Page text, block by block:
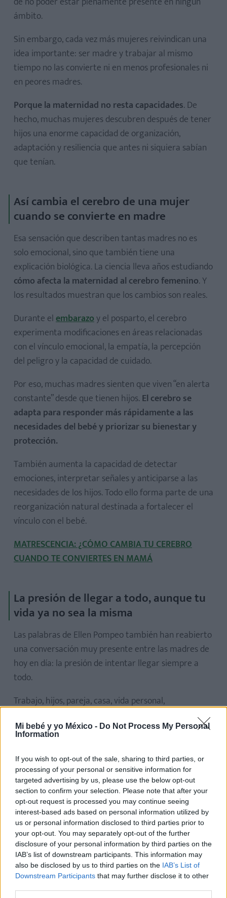
Mi bebé y yo México - Do Not Process My Personal
Information
If you wish to opt-out of the sale, sharing to third parties, or
processing of your personal or sensitive information for
targeted advertising by us, please use the below opt-out
section to confirm your selection. Please note that after your
opt-out request is processed you may continue seeing
interest-based ads based on personal information utilized by
us or personal information disclosed to third parties prior to
your opt-out. You may separately opt-out of the further
disclosure of your personal information by third parties on the
IAB’s list of downstream participants. This information may
also be disclosed by us to third parties on the IAB’s List of
Downstream Participants that may further disclose it to other
ámbito.
Sin embargo, cada vez más mujeres reivindican una
idea importante: ser madre y trabajar al mismo
tiempo no las convierte ni en menos profesionales ni
en peores madres.
Porque la maternidad no resta capacidades. De
hecho, muchas mujeres descubren después de tener
hijos una enorme capacidad de organización,
adaptación y resiliencia que antes ni siquiera sabían
que tenían.
Así cambia el cerebro de una mujer
cuando se convierte en madre
Esa sensación que describen tantas madres no es
solo emocional, sino que también tiene una
explicación biológica. La ciencia lleva años estudiando
cómo afecta la maternidad al cerebro femenino. Y
los resultados muestran que los cambios son reales.
Durante elembarazoy el posparto, el cerebro
experimenta modificaciones en áreas relacionadas
con el vínculo emocional, la empatía, la percepción
del peligro y la capacidad de cuidado.
Por eso, muchas madres sienten que viven “en alerta
constante” desde que tienen hijos. El cerebro se
adapta para responder más rápidamente a las
necesidades del bebé y priorizar su bienestar y
protección.
También aumenta la capacidad de detectar
emociones, interpretar señales y anticiparse a las
necesidades de los hijos. Todo ello forma parte de una
reorganización natural destinada a fortalecer el
vínculo con el bebé.
MATRESCENCIA: ¿CÓMO CAMBIA TU CEREBRO
CUANDO TE CONVIERTES EN MAMÁ
La presión de llegar a todo, aunque tu
vida ya no sea la misma
Las palabras de Ellen Pompeo también han reabierto
una conversación muy presente entre las madres de
hoy en día: la presión de intentar llegar siempre a
todo.
Trabajo, hijos, pareja, casa, vida personal,
Muchas mujeres sienten que
deben rendir igual que antes en todos los ámbitos
Sin embargo,cada vez más voces defienden una
maternidad más realista y menos exigente.Una
maternidad en la que también haya espacio para
reconocer el cansancio, las contradicciones y la
necesidad de bajar el ritmo.
Porque, quizá, convertirse en madre también implica
entender que yano se trata de hacerlo todo
perfecto, sino de aprender a encontrar un nuevo
equilibrio.